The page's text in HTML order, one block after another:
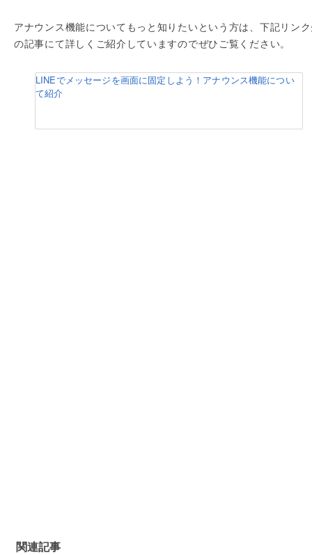
アナウンス機能についてもっと知りたいという方は、下記リン
の記事にて詳しくご紹介していますのでぜひご覧ください。
LINEでメッセージを画面に固定しよう！アナウンス機能につい
て紹介
関連記事